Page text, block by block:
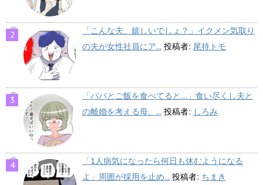
「こんな夫、嬉しいでしょ？」イクメン気取り
の夫が女性社員にア... 投稿者: 尾持トモ
「パパとご飯を食べてると…」食い尽くし夫と
の離婚を考える母、... 投稿者: しろみ
「1人病気になったら何日も休むようになる
よ」周囲が採用を止め... 投稿者: ちまき